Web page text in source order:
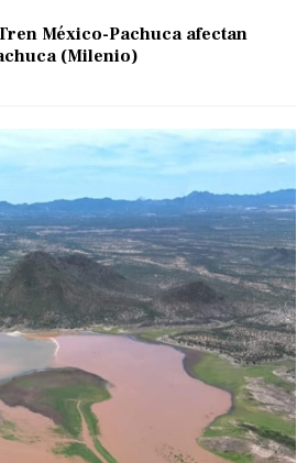
México-Pachuca afectan
(Milenio)